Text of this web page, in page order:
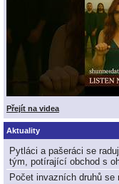
Přejít na videa
Aktuality
Pytláci a pašeráci se
tým, potírající obchod s
Počet invazních druhů